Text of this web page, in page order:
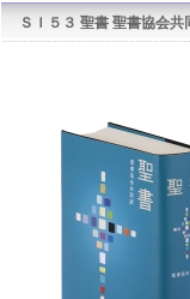
ＳＩ５３ 聖書 聖書協会